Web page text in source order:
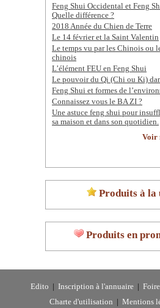
Feng Shui Occidental et Feng
Quelle différence ?
2018 Année du Chien de Terre
Le 14 février et la Saint Valentin
Le temps vu par les Chinois ou
chinois
L’élément FEU en Feng Shui
Le pouvoir du Qi (Chi ou Ki)
Feng Shui et formes de
Connaissez vous le BA ZI ?
Une astuce feng shui pour
sa maison et dans son quotidien.
Voir
Produits à la
Produits en
Edito Inscription à l'annuaire
Charte d'utilisation
Mentions